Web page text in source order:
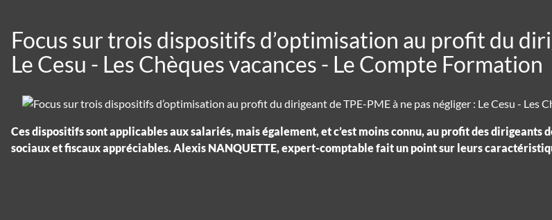
Focus sur trois dispositifs d’optimisation au profit du
Le Cesu - Les Chèques vacances - Le Compte Formation
Ces dispositifs sont applicables aux salariés, mais également, et c’est moins connu, au profit des
sociaux et fiscaux appréciables. Alexis NANQUETTE, expert-comptable fait un point sur leurs